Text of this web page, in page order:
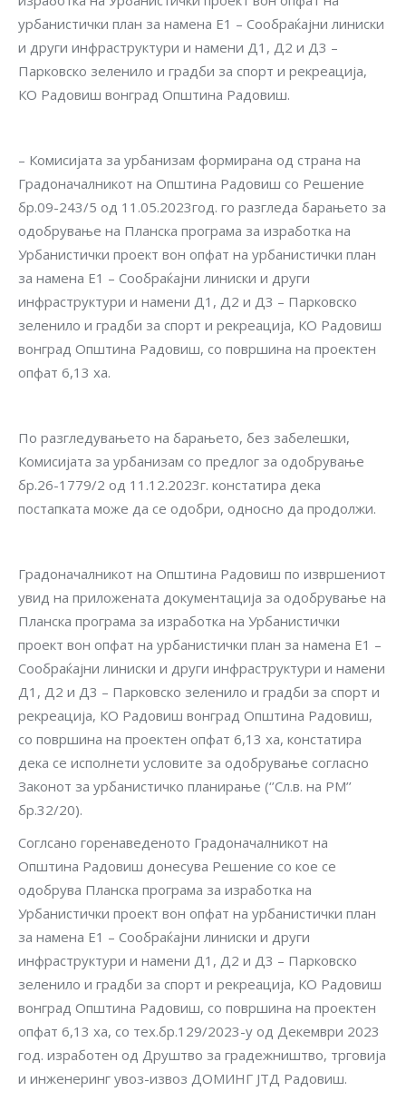
урбанистички план за намена Е1 – Сообраќајни линиски
и други инфраструктури и намени Д1, Д2 и Д3 –
Парковско зеленило и градби за спорт и рекреација,
КО Радовиш вонград Општина Радовиш.
– Комисијата за урбанизам формирана од страна на
Градоначалникот на Општина Радовиш со Решение
бр.09-243/5 од 11.05.2023год. го разгледа барањето за
одобрување на Планска програма за изработка на
Урбанистички проект вон опфат на урбанистички план
за намена Е1 – Сообраќајни линиски и други
инфраструктури и намени Д1, Д2 и Д3 – Парковско
зеленило и градби за спорт и рекреација, КО Радовиш
вонград Општина Радовиш, со површина на проектен
опфат 6,13 ха.
По разгледувањето на барањето, без забелешки,
Комисијата за урбанизам со предлог за одобрување
бр.26-1779/2 од 11.12.2023г. констатира дека
постапката може да се одобри, односно да продолжи.
Градоначалникот на Општина Радовиш по извршениот
увид на приложената документација за одобрување на
Планска програма за изработка на Урбанистички
проект вон опфат на урбанистички план за намена Е1 –
Сообраќајни линиски и други инфраструктури и намени
Д1, Д2 и Д3 – Парковско зеленило и градби за спорт и
рекреација, КО Радовиш вонград Општина Радовиш,
со површина на проектен опфат 6,13 ха, констатира
дека се исполнети условите за одобрување согласно
Законот за урбанистичко планирање (‘’Сл.в. на РМ’’
бр.32/20).
Соглсано горенаведеното Градоначалникот на
Општина Радовиш донесува Решение со кое се
одобрува Планска програма за изработка на
Урбанистички проект вон опфат на урбанистички план
за намена Е1 – Сообраќајни линиски и други
инфраструктури и намени Д1, Д2 и Д3 – Парковско
зеленило и градби за спорт и рекреација, КО Радовиш
вонград Општина Радовиш, со површина на проектен
опфат 6,13 ха, со тех.бр.129/2023-у од Декември 2023
год. изработен од Друштво за градежништво, трговија
и инженеринг увоз-извоз ДОМИНГ ЈТД Радовиш.